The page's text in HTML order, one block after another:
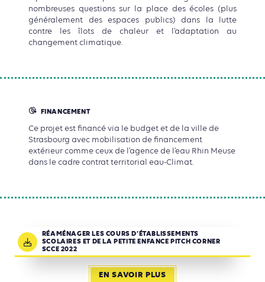
nombreuses questions sur la place des écoles (plus
généralement des espaces publics) dans la lutte
contre les îlots de chaleur et l’adaptation au
changement climatique.
FINANCEMENT
Ce projet est financé via le budget et de la ville de
Strasbourg avec mobilisation de financement
extérieur comme ceux de l’agence de l’eau Rhin Meuse
dans le cadre contrat territorial eau-Climat.
RÉAMÉNAGER LES COURS D’ÉTABLISSEMENTS
SCOLAIRES ET DE LA PETITE ENFANCE PITCH CORNER
SCCE 2022
EN SAVOIR PLUS